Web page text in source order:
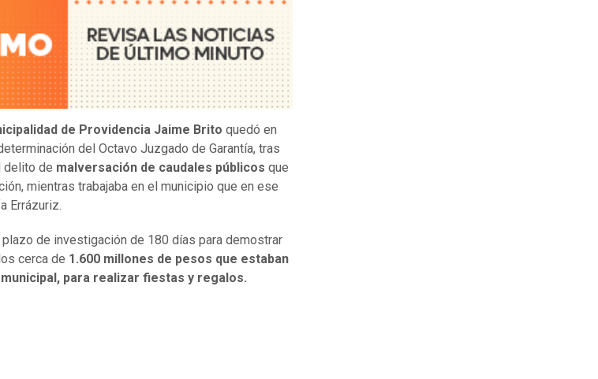
de Providencia Jaime Brito quedó en
del Octavo Juzgado de Garantía, tras
delito de malversación de caudales públicos que
mientras trabajaba en el municipio que en ese
Errázuriz.
plazo de investigación de 180 días para demostrar
cerca de 1.600 millones de pesos que estaban
para realizar fiestas y regalos.